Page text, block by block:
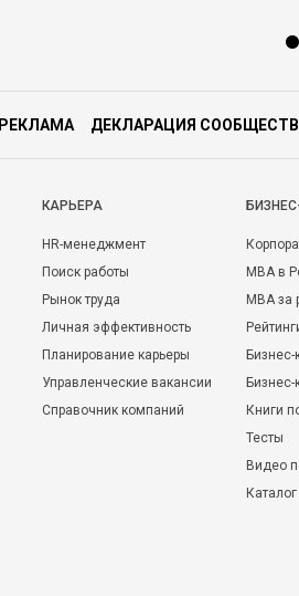
РЕКЛАМА ДЕКЛАРАЦИЯ
КАРЬЕРА
HR-менеджмент
Поиск работы
Рынок труда
Личная эффективность
Планирование карьеры
Управленческие вакансии
Справочник компаний
MBA в
MBA
Бизнес-
Книги
Тесты
Видео